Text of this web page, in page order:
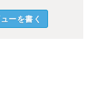
ーを書く